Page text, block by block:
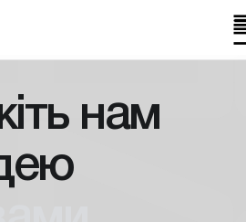
нам